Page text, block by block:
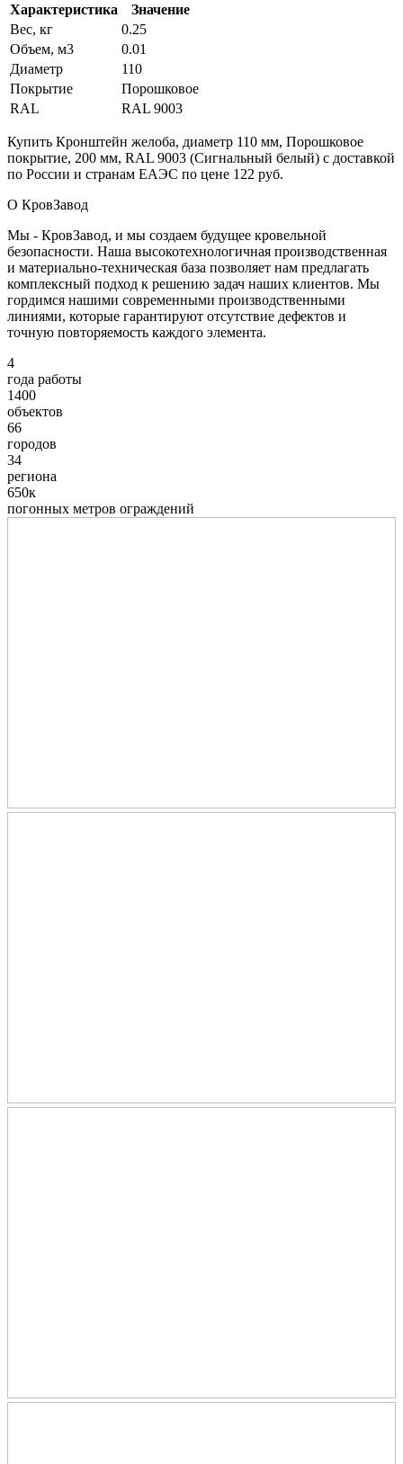
Характеристика
Значение
Вес, кг
0.25
Объем, м3
0.01
Диаметр
110
Покрытие
Порошковое
RAL
RAL 9003
Купить Кронштейн желоба, диаметр 110 мм, Порошковое
покрытие, 200 мм, RAL 9003 (Сигнальный белый) с доставкой
по России и странам ЕАЭС по цене 122 руб.
О КровЗавод
Мы - КровЗавод, и мы создаем будущее кровельной
безопасности. Наша высокотехнологичная производственная
и материально-техническая база позволяет нам предлагать
комплексный подход к решению задач наших клиентов. Мы
гордимся нашими современными производственными
линиями, которые гарантируют отсутствие дефектов и
точную повторяемость каждого элемента.
4
года работы
1400
объектов
66
городов
34
региона
650к
погонных метров ограждений